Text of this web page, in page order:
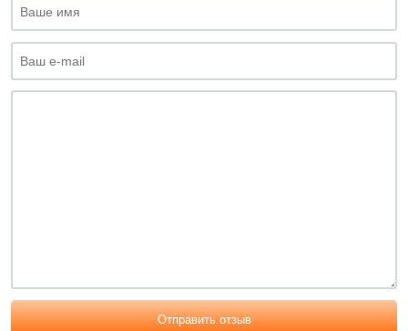
Отправить отзыв